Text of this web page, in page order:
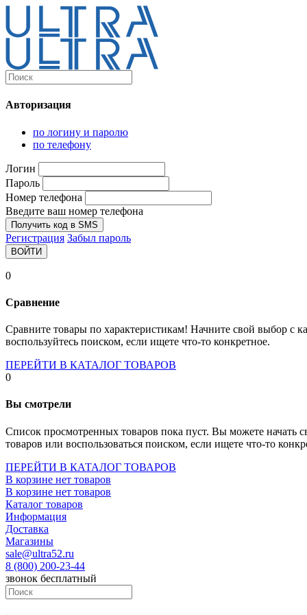
Каталог
Компьютеры и комплектующие
Персональные компьютеры
Моноблоки
Мониторы
Комплектующие
Socket-2066
Socket-775
Socket-fm2
Socket-am4
Socket- intel s1151
Socket- intel s2066
Socket- intel s1700
Авторизация
по логину и паролю
по телефону
Логин
Пароль
Номер телефона
Введите ваш номер телефона
Получить код в SMS
Регистрация Забыл пароль
ВОЙТИ
0
Сравнение
Сравните товары по характеристикам! Начните свой выбор с
воспользуйтесь поиском, если ищете что-то конкретное.
ПЕРЕЙТИ В КАТАЛОГ ТОВАРОВ
0
Вы смотрели
Список просмотренных товаров пока пуст. Вы можете начать
товаров или воспользоваться поиском, если ищете что-то
ПЕРЕЙТИ В КАТАЛОГ ТОВАРОВ
В корзине нет товаров
В корзине нет товаров
Каталог товаров
Информация
Доставка
Магазины
sale@ultra52.ru
8 (800) 200-23-44
звонок бесплатный